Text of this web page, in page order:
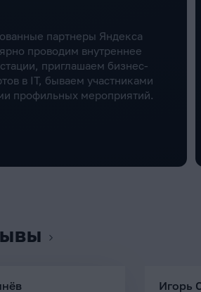
партнеры Яндекса
проводим внутреннее
приглашаем бизнес-
в IT, бываем участниками
профильных мероприятий.
Игорь